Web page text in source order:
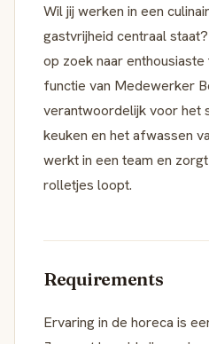
Wil jij werken in een
gastvrijheid centraal
op zoek naar
functie van Medewerker
verantwoordelijk voor het
keuken en het afwassen
werkt in een team en
rolletjes loopt.
Requirements
Ervaring in de horeca is